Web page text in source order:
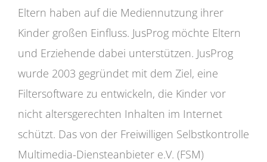
Eltern haben auf die Mediennutzung ihrer
Kinder großen Einfluss. JusProg möchte Eltern
und Erziehende dabei unterstützen. JusProg
wurde 2003 gegründet mit dem Ziel, eine
Filtersoftware zu entwickeln, die Kinder vor
nicht altersgerechten Inhalten im Internet
schützt. Das von der Freiwilligen Selbstkontrolle
Multimedia-Diensteanbieter e.V. (FSM)